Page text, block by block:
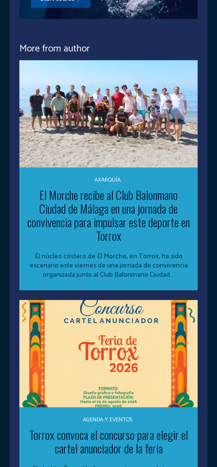
More from author
AXARQUÍA
El Morche recibe al Club Balonmano
Ciudad de Málaga en una jornada de
convivencia para impulsar este deporte en
Torrox
El núcleo costero de El Morche, en Torrox, ha sido
escenario este viernes de una jornada de convivencia
organizada junto al Club Balonmano Ciudad...
AGENDA Y EVENTOS
Torrox convoca el concurso para elegir el
cartel anunciador de la feria